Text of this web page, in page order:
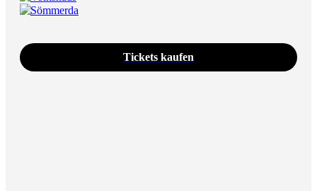
Sömmerda
Tickets kaufen